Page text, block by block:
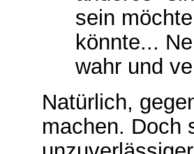
sein
könnte...
wahr und
Natürlich,
machen. Doch